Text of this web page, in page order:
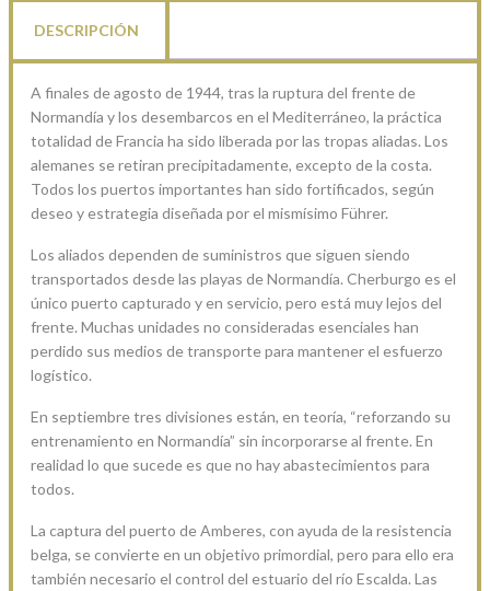
DESCRIPCIÓN
A finales de agosto de 1944, tras la ruptura del frente de
Normandía y los desembarcos en el Mediterráneo, la práctica
totalidad de Francia ha sido liberada por las tropas aliadas. Los
alemanes se retiran precipitadamente, excepto de la costa.
Todos los puertos importantes han sido fortificados, según
deseo y estrategia diseñada por el mismísimo Führer.
Los aliados dependen de suministros que siguen siendo
transportados desde las playas de Normandía. Cherburgo es el
único puerto capturado y en servicio, pero está muy lejos del
frente. Muchas unidades no consideradas esenciales han
perdido sus medios de transporte para mantener el esfuerzo
logístico.
En septiembre tres divisiones están, en teoría, “reforzando su
entrenamiento en Normandía” sin incorporarse al frente. En
realidad lo que sucede es que no hay abastecimientos para
todos.
La captura del puerto de Amberes, con ayuda de la resistencia
belga, se convierte en un objetivo primordial, pero para ello era
también necesario el control del estuario del río Escalda. Las